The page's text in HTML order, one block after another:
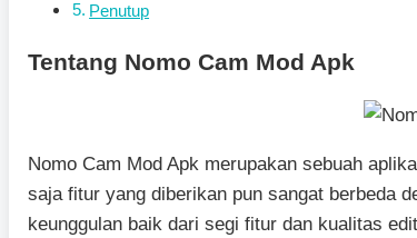
Penutup
Tentang Nomo Cam Mod Apk
Nomo Cam Mod Apk merupakan sebuah
saja fitur yang diberikan pun sangat berbeda
keunggulan baik dari segi fitur dan kualitas